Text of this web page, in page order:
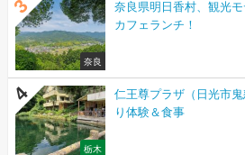
奈良
奈良県明日香村、観光
カフェランチ！
栃木
仁王尊プラザ（日光市
り体験＆食事